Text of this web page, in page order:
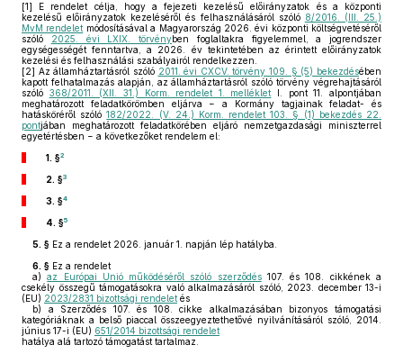
[1] E rendelet célja, hogy a fejezeti kezelésű előirányzatok és a központi
kezelésű előirányzatok kezeléséről és felhasználásáról szóló 8/2016. (III. 25.)
MvM rendelet módosításával a Magyarország 2026. évi központi költségvetéséről
szóló
2025. évi LXIX. törvényben foglaltakra figyelemmel, a jogrendszer
egységességét fenntartva, a 2026. év tekintetében az érintett előirányzatok
kezelési és felhasználási szabályairól rendelkezzen.
[2] Az államháztartásról szóló 2011. évi CXCV. törvény 109. § (5) bekezdésében
kapott felhatalmazás alapján, az államháztartásról szóló törvény végrehajtásáról
szóló 368/2011. (XII. 31.) Korm. rendelet 1. melléklet I. pont 11. alpontjában
meghatározott feladatkörömben eljárva − a Kormány tagjainak feladat- és
hatásköréről szóló182/2022. (V. 24.) Korm. rendelet 103. § (1) bekezdés 22.
pontjában meghatározott feladatkörében eljáró nemzetgazdasági miniszterrel
egyetértésben − a következőket rendelem el:
1. §2
2. §3
3. §4
4. §5
5. § Ez a rendelet 2026. január 1. napján lép hatályba.
6. § Ez a rendelet
a)
az Európai Unió működéséről szóló szerződés107. és 108. cikkének a
csekély összegű támogatásokra való alkalmazásáról szóló, 2023. december 13-i
(EU) 2023/2831 bizottsági rendelet és
b) a Szerződés 107. és 108. cikke alkalmazásában bizonyos támogatási
kategóriáknak a belső piaccal összeegyeztethetővé nyilvánításáról szóló, 2014.
június 17-i (EU) 651/2014 bizottsági rendelet
hatálya alá tartozó támogatást tartalmaz.